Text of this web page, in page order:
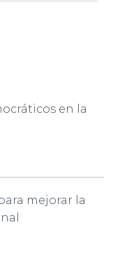
en la
mejorar la